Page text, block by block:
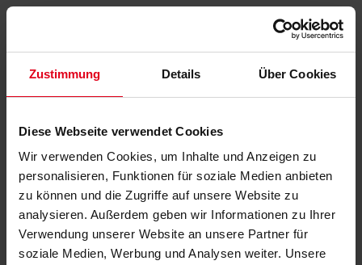
Zustimmung Details Über Cookies
Diese Webseite verwendet Cookies
Wir verwenden Cookies, um Inhalte und Anzeigen zu
personalisieren, Funktionen für soziale Medien anbieten
zu können und die Zugriffe auf unsere Website zu
analysieren. Außerdem geben wir Informationen zu Ihrer
Verwendung unserer Website an unsere Partner für
soziale Medien, Werbung und Analysen weiter. Unsere